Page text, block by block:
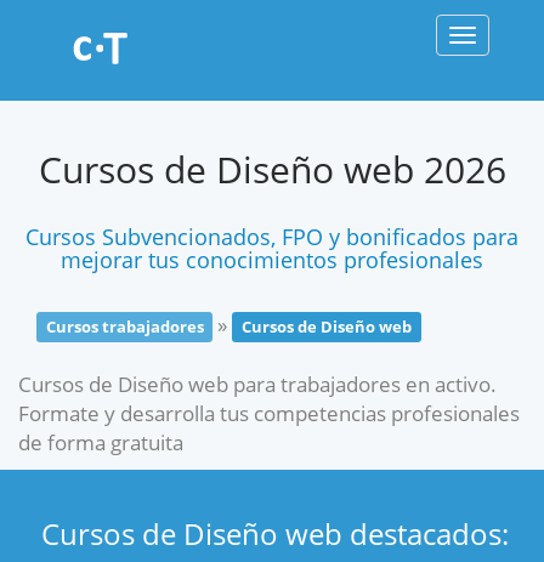
Toggle
Cursos de Diseño web 2026
Cursos Subvencionados, FPO y bonificados para
mejorar tus conocimientos profesionales
Cursos trabajadores » Cursos de Diseño web
Cursos de Diseño web para trabajadores en activo.
Formate y desarrolla tus competencias profesionales
de forma gratuita
Cursos de Diseño web destacados: